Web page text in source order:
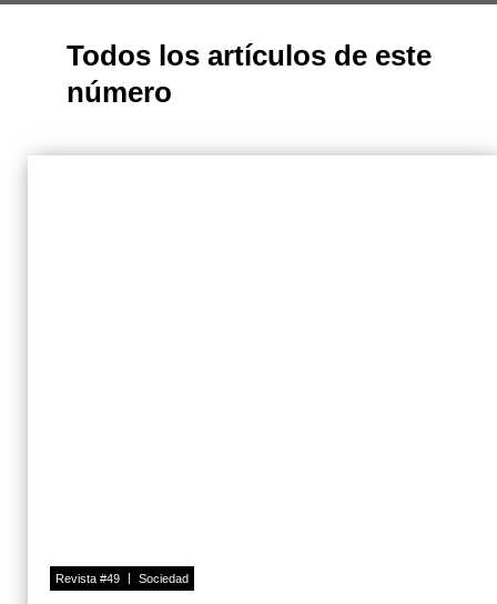
Todos los artículos de este
número
Revista #49 Sociedad